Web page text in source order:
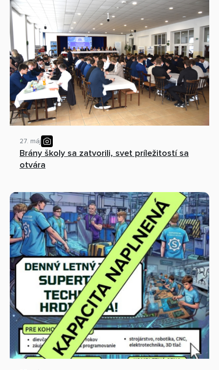
27. máj
Brány školy sa zatvorili, svet príležitostí sa
otvára